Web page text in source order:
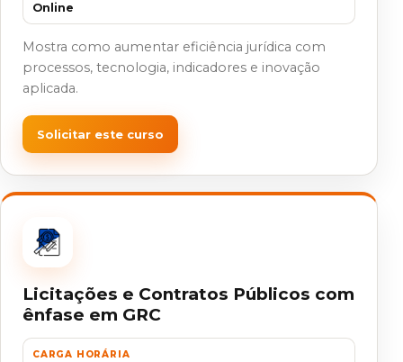
Online
Mostra como aumentar eficiência jurídica com
processos, tecnologia, indicadores e inovação
aplicada.
Solicitar este curso
Licitações e Contratos Públicos com
ênfase em GRC
CARGA HORÁRIA